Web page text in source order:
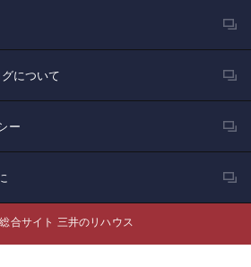
について
ー
合サイト 三井のリハウス